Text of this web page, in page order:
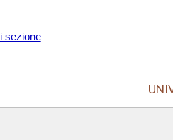
sezione